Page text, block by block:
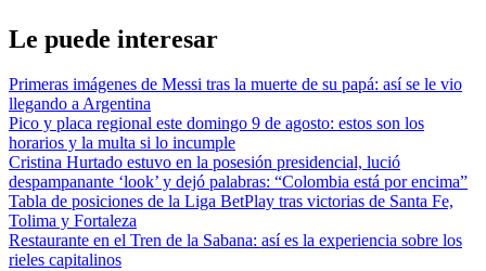
Le puede interesar
Primeras imágenes de Messi tras la muerte de su papá: así se le vio
llegando a Argentina
Pico y placa regional este domingo 9 de agosto: estos son los
horarios y la multa si lo incumple
Cristina Hurtado estuvo en la posesión presidencial, lució
despampanante ‘look’ y dejó palabras: “Colombia está por encima”
Tabla de posiciones de la Liga BetPlay tras victorias de Santa Fe,
Tolima y Fortaleza
Restaurante en el Tren de la Sabana: así es la experiencia sobre los
rieles capitalinos